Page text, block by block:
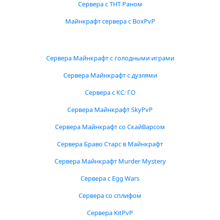
Сервера с ТНТ Раном
Майнкрафт сервера с BoxPvP
Сервера Майнкрафт с голодными играми
Сервера Майнкрафт с дуэлями
Сервера с КС: ГО
Сервера Майнкрафт SkyPvP
Сервера Майнкрафт со СкайВарсом
Сервера Браво Старс в Майнкрафт
Сервера Майнкрафт Murder Mystery
Сервера с Egg Wars
Сервера со сплифом
Сервера KitPvP